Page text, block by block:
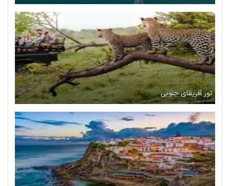
تور آفریقای جنوبی